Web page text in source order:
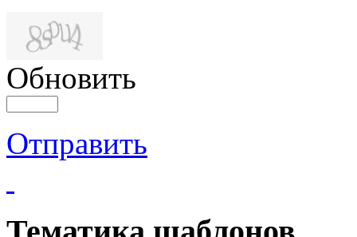
Обновить
Отправить